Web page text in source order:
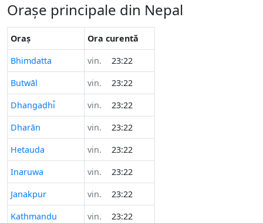
Orașe principale din Nepal
Oraș
Ora curentă
Bhimdatta
vin.
23:22
Butwāl
vin.
23:22
Dhangaḍhi̇̄
vin.
23:22
Dharān
vin.
23:22
Hetauda
vin.
23:22
Inaruwa
vin.
23:22
Janakpur
vin.
23:22
Kathmandu
vin.
23:22